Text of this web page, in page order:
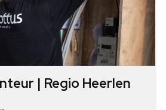
| Regio Heerlen